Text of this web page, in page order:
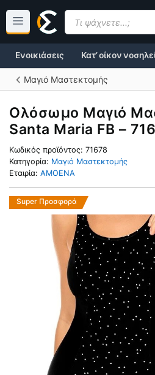
περιεχόμενο
Products
search
Κατ’ οίκον
Ενοικιάσεις
Μαγιό Μαστεκτομής
Ολόσωμο Μαγιό
Santa Maria FB –
Κωδικός προϊόντος: 71678
Κατηγορία: Μαγιό Μαστεκτομής
Εταιρία: AMOENA
Super Προσφορά